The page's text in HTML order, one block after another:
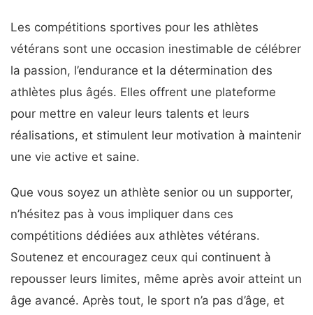
Les compétitions sportives pour les athlètes
vétérans sont une occasion inestimable de célébrer
la passion, l’endurance et la détermination des
athlètes plus âgés. Elles offrent une plateforme
pour mettre en valeur leurs talents et leurs
réalisations, et stimulent leur motivation à maintenir
une vie active et saine.
Que vous soyez un athlète senior ou un supporter,
n’hésitez pas à vous impliquer dans ces
compétitions dédiées aux athlètes vétérans.
Soutenez et encouragez ceux qui continuent à
repousser leurs limites, même après avoir atteint un
âge avancé. Après tout, le sport n’a pas d’âge, et